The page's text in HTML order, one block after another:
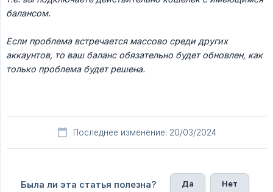
балансом.
Если проблема встречается массово среди других
аккаунтов, то ваш баланс обязательно будет обновлен, как
только проблема будет решена.
Последнее изменение: 20/03/2024
Была ли эта статья полезна? Да Нет